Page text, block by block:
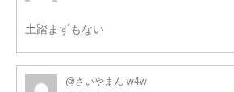
土踏まずもない
@さいやまん-w4w